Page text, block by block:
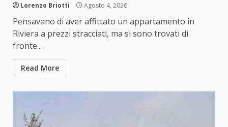
Lorenzo Briotti Agosto 4, 2026
Pensavano di aver affittato un appartamento in
Riviera a prezzi stracciati, ma si sono trovati di
fronte...
Read More